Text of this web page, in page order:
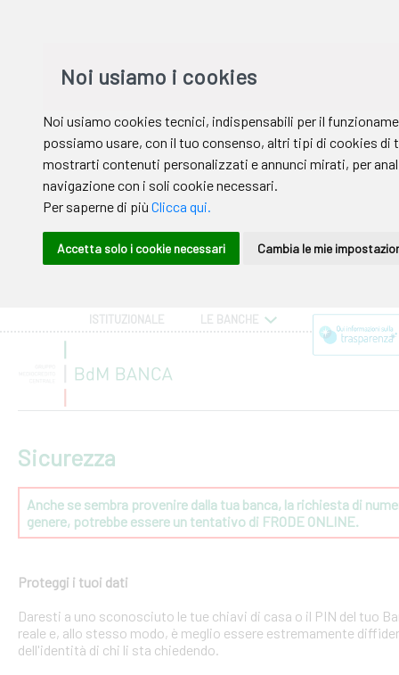
ISTITUZIONALE LE BANCHE
Sicurezza
Anche se sembra provenire dalla tua banca, la richiesta di
genere, potrebbe essere un tentativo di FRODE ONLINE.
Proteggi i tuoi dati
Daresti a uno sconosciuto le tue chiavi di casa o il PIN del tuo
reale e, allo stesso modo, è meglio essere estremamente
dell'identità di chi li sta chiedendo.